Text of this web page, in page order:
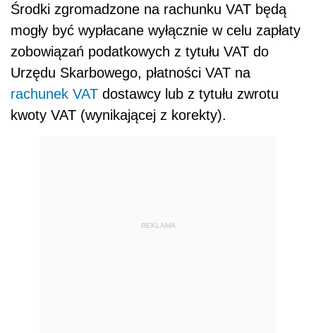
Środki zgromadzone na rachunku VAT będą
mogły być wypłacane wyłącznie w celu zapłaty
zobowiązań podatkowych z tytułu VAT do
Urzędu Skarbowego, płatności VAT na
rachunek VAT dostawcy lub z tytułu zwrotu
kwoty VAT (wynikającej z korekty).
REKLAMA